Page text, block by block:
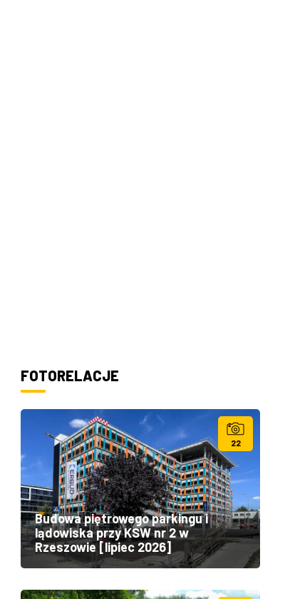
FOTORELACJE
22
Budowa piętrowego parkingu i
lądowiska przy KSW nr 2 w
Rzeszowie [lipiec 2026]